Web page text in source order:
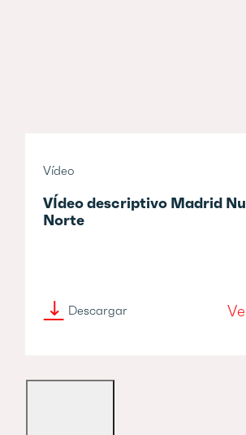
Vídeo
VÍdeo descriptivo Madrid
Norte
Descargar